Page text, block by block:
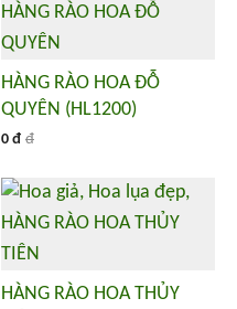
HÀNG RÀO HOA ĐỖ
QUYÊN (HL1200)
0 đ đ
HÀNG RÀO HOA THỦY